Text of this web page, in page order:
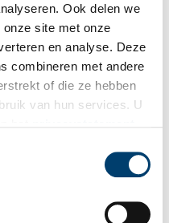
Ook delen we
site met onze
en analyse. Deze
combineren met andere
of die ze hebben
van hun services. U
konijnen
Archief Alkmaar is een
bij Bakkum. Konijnen
‘conynheyningh’
de konijnen uit de duinen